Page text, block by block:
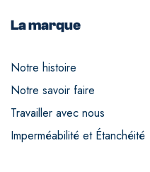
La marque
Notre histoire
Notre savoir faire
Travailler avec nous
Imperméabilité et Étanchéité